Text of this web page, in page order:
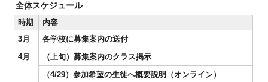
全体スケジュール
時期
内容
3月
各学校に募集案内の送付
4月
（上旬）募集案内のクラス掲示
（4/29）参加希望の生徒へ概要説明（オンライン）